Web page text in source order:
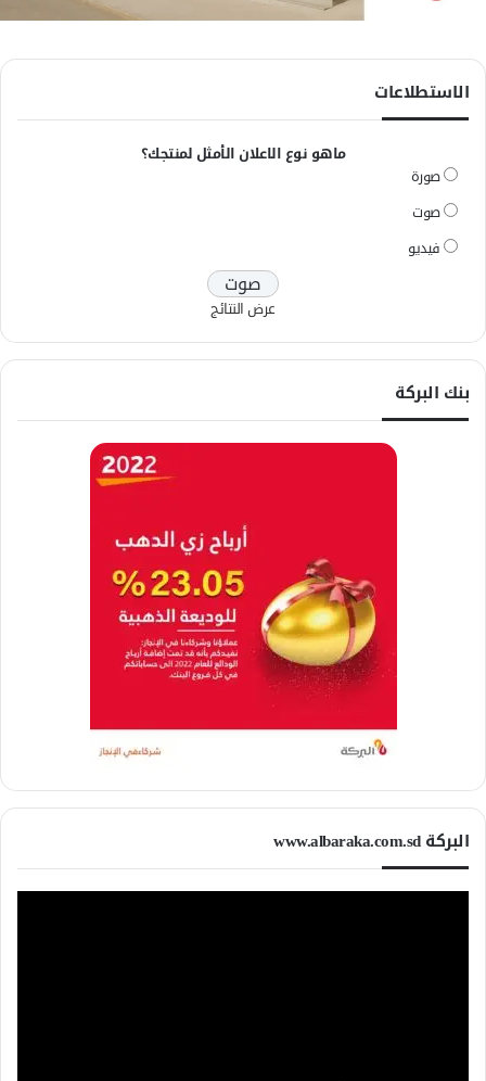
الاستطلاعات
ماهو نوع الاعلان الأمثل لمنتجك؟
صورة
صوت
فيديو
عرض النتائج
بنك البركة
البركة www.albaraka.com.sd